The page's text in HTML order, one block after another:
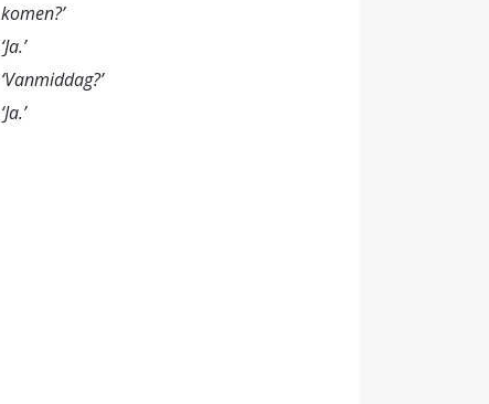
komen?’
‘Ja.’
‘Vanmiddag?’
‘Ja.’